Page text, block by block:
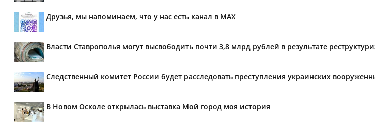
Друзья, мы напоминаем, что у нас есть канал в МАХ
Власти Ставрополья могут высвободить почти 3,8 млрд рублей в результате
Следственный комитет России будет расследовать преступления украинских
В Новом Осколе открылась выставка Мой город моя история